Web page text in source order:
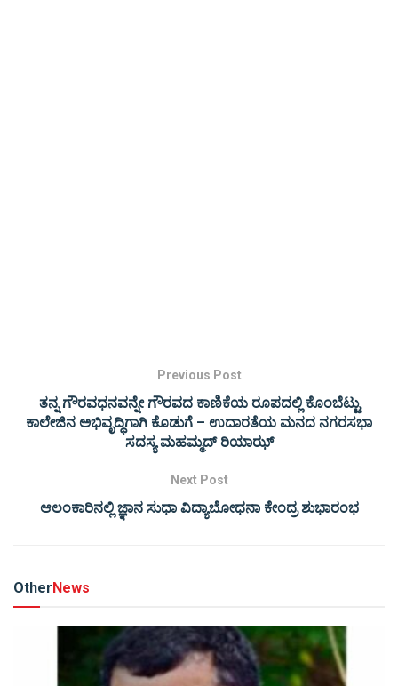
Previous Post
ತನ್ನ ಗೌರವಧನವನ್ನೇ ಗೌರವದ ಕಾಣಿಕೆಯ ರೂಪದಲ್ಲಿ ಕೊಂಬೆಟ್ಟು
ಕಾಲೇಜಿನ ಅಭಿವೃದ್ಧಿಗಾಗಿ ಕೊಡುಗೆ – ಉದಾರತೆಯ ಮನದ ನಗರಸಭಾ
ಸದಸ್ಯ ಮಹಮ್ಮದ್ ರಿಯಾಝ್
Next Post
ಆಲಂಕಾರಿನಲ್ಲಿ ಜ್ಞಾನ ಸುಧಾ ವಿದ್ಯಾಬೋಧನಾ ಕೇಂದ್ರ ಶುಭಾರಂಭ
OtherNews